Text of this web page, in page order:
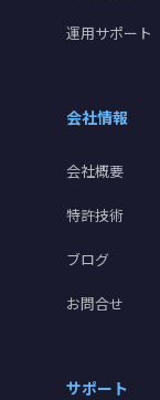
運用サポート
会社情報
会社概要
特許技術
ブログ
お問合せ
サポート